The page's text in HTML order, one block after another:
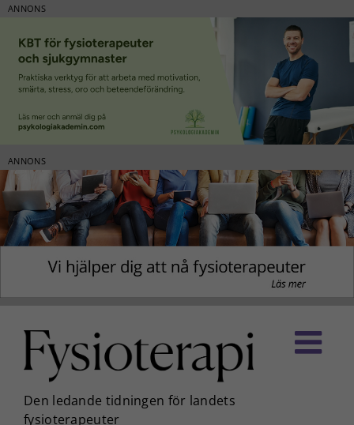
ANNONS
ANNONS
innehållet